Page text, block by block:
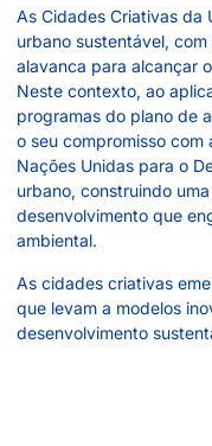
As Cidades Criativas da
urbano sustentável,
alavanca para alcançar
Neste contexto, ao
programas do plano de
o seu compromisso
Nações Unidas para o
urbano, construindo
desenvolvimento que
ambiental.
As cidades criativas
que levam a modelos
desenvolvimento